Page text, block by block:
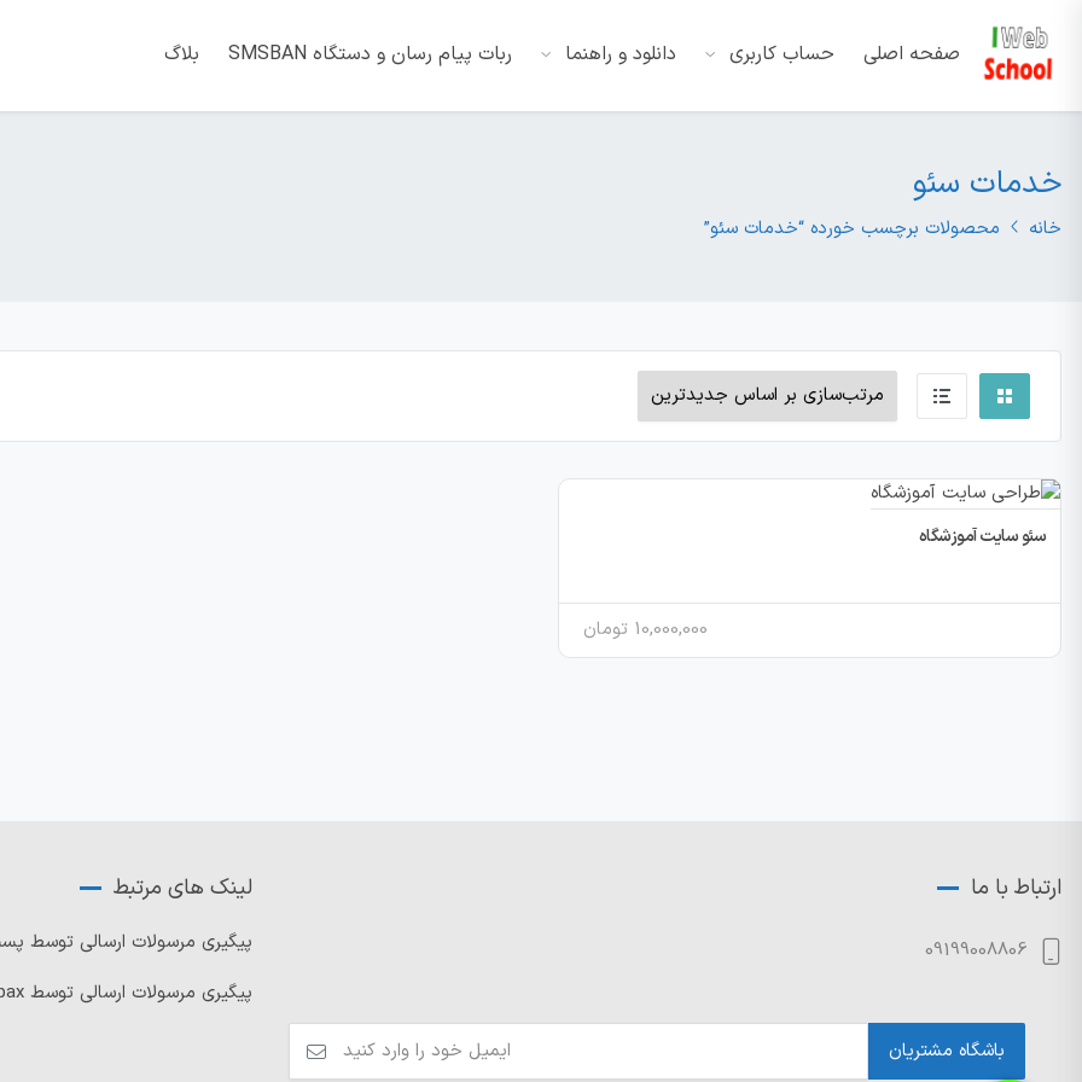
صفحه اصلی حساب کاربری دانلود و راهنما ربات پیام رسان و دستگاه SMSBAN بلاگ
خدمات سئو
خانه محصولات برچسب خورده “خدمات سئو”
سئو سایت آموزشگاه
10,000,000 تومان
ارتباط با ما
09199008806
لینک های مرتبط
پیگیری مرسولات ارسالی توسط
پیگیری مرسولات ارسالی توسط Tipax